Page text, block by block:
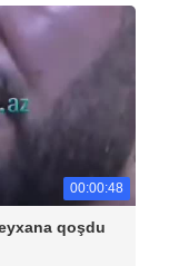
00:00:48
qoşdu